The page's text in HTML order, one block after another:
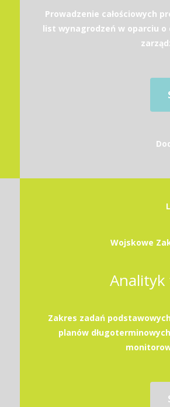
Prowadzenie całościowych
list wynagrodzeń w oparciu
Wojskowe
Zakres zadań
planów